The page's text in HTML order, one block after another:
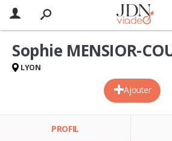
Ajouter
Sophie MENSIOR-
LYON
PROFIL